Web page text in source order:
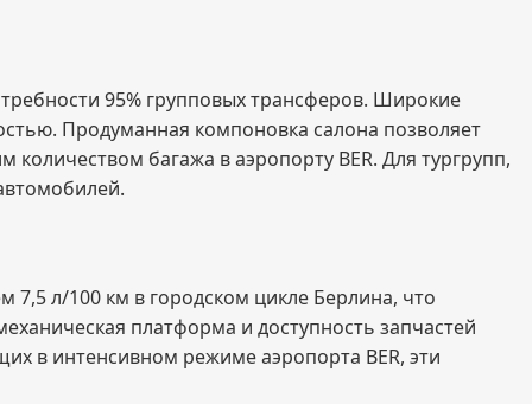
95% групповых трансферов. Широкие
Продуманная компоновка салона позволяет
багажа в аэропорту BER. Для тургрупп,
л/100 км в городском цикле Берлина, что
платформа и доступность запчастей
в интенсивном режиме аэропорта BER, эти